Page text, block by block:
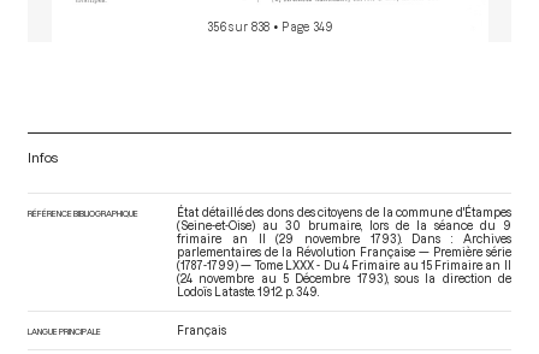
356 sur 838 • Page 349
Infos
RÉFÉRENCE BIBLIOGRAPHIQUE
État détaillé des dons des citoyens de la commune d'Étampes
(Seine-et-Oise) au 30 brumaire, lors de la séance du 9
frimaire an II (29 novembre 1793). Dans : Archives
parlementaires de la Révolution Française — Première série
(1787-1799) — Tome LXXX - Du 4 Frimaire au 15 Frimaire an II
(24 novembre au 5 Décembre 1793), sous la direction de
Lodoïs Lataste. 1912. p. 349.
LANGUE PRINCIPALE Français